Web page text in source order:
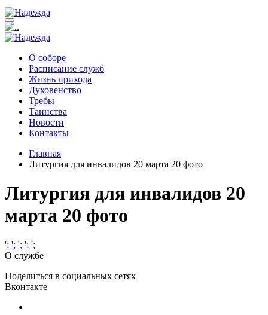
О соборе
Расписание служб
Жизнь прихода
Духовенство
Требы
Таинства
Новости
Контакты
Главная
Литургия для инвалидов 20 марта 20 фото
Литургия для инвалидов 20
марта 20 фото
'; '; '; '; ';
О службе
Поделиться в социальных сетях
Вконтакте